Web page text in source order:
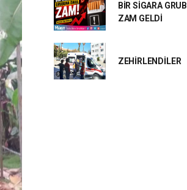
BİR SİGARA
ZAM GELDİ
ZEHİRLENDİLER